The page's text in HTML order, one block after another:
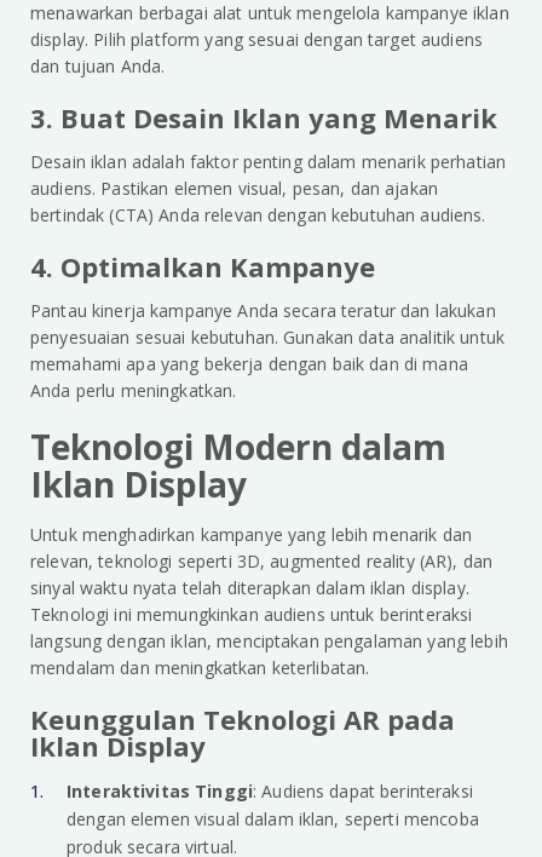
menawarkan berbagai alat untuk mengelola kampanye iklan
display. Pilih platform yang sesuai dengan target audiens
dan tujuan Anda.
3. Buat Desain Iklan yang Menarik
Desain iklan adalah faktor penting dalam menarik perhatian
audiens. Pastikan elemen visual, pesan, dan ajakan
bertindak (CTA) Anda relevan dengan kebutuhan audiens.
4. Optimalkan Kampanye
Pantau kinerja kampanye Anda secara teratur dan lakukan
penyesuaian sesuai kebutuhan. Gunakan data analitik untuk
memahami apa yang bekerja dengan baik dan di mana
Anda perlu meningkatkan.
Teknologi Modern dalam
Iklan Display
Untuk menghadirkan kampanye yang lebih menarik dan
relevan, teknologi seperti 3D, augmented reality (AR), dan
sinyal waktu nyata telah diterapkan dalam iklan display.
Teknologi ini memungkinkan audiens untuk berinteraksi
langsung dengan iklan, menciptakan pengalaman yang lebih
mendalam dan meningkatkan keterlibatan.
Keunggulan Teknologi AR pada
Iklan Display
Interaktivitas Tinggi: Audiens dapat berinteraksi
dengan elemen visual dalam iklan, seperti mencoba
produk secara virtual.